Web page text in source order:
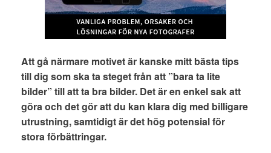
Att gå närmare motivet är kanske mitt bästa tips
till dig som ska ta steget från att ”bara ta lite
bilder” till att ta bra bilder. Det är en enkel sak att
göra och det gör att du kan klara dig med billigare
utrustning, samtidigt är det hög potensial för
stora förbättringar.